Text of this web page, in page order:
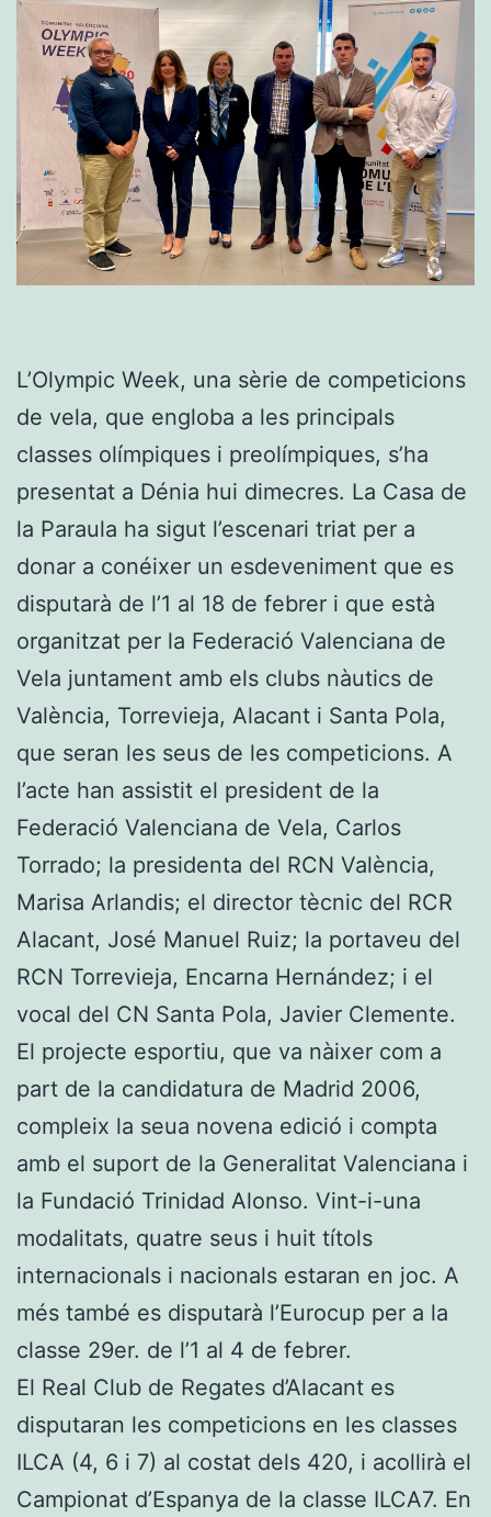
L’Olympic Week, una sèrie de competicions
de vela, que engloba a les principals
classes olímpiques i preolímpiques, s’ha
presentat a Dénia hui dimecres. La Casa de
la Paraula ha sigut l’escenari triat per a
donar a conéixer un esdeveniment que es
disputarà de l’1 al 18 de febrer i que està
organitzat per la Federació Valenciana de
Vela juntament amb els clubs nàutics de
València, Torrevieja, Alacant i Santa Pola,
que seran les seus de les competicions. A
l’acte han assistit el president de la
Federació Valenciana de Vela, Carlos
Torrado; la presidenta del RCN València,
Marisa Arlandis; el director tècnic del RCR
Alacant, José Manuel Ruiz; la portaveu del
RCN Torrevieja, Encarna Hernández; i el
vocal del CN Santa Pola, Javier Clemente.
El projecte esportiu, que va nàixer com a
part de la candidatura de Madrid 2006,
compleix la seua novena edició i compta
amb el suport de la Generalitat Valenciana i
la Fundació Trinidad Alonso. Vint-i-una
modalitats, quatre seus i huit títols
internacionals i nacionals estaran en joc. A
més també es disputarà l’Eurocup per a la
classe 29er. de l’1 al 4 de febrer.
El Real Club de Regates d’Alacant es
disputaran les competicions en les classes
ILCA (4, 6 i 7) al costat dels 420, i acollirà el
Campionat d’Espanya de la classe ILCA7. En